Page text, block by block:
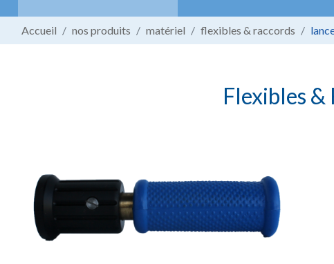
Accueil nos produits matériel flexibles & raccords
Flexibles &